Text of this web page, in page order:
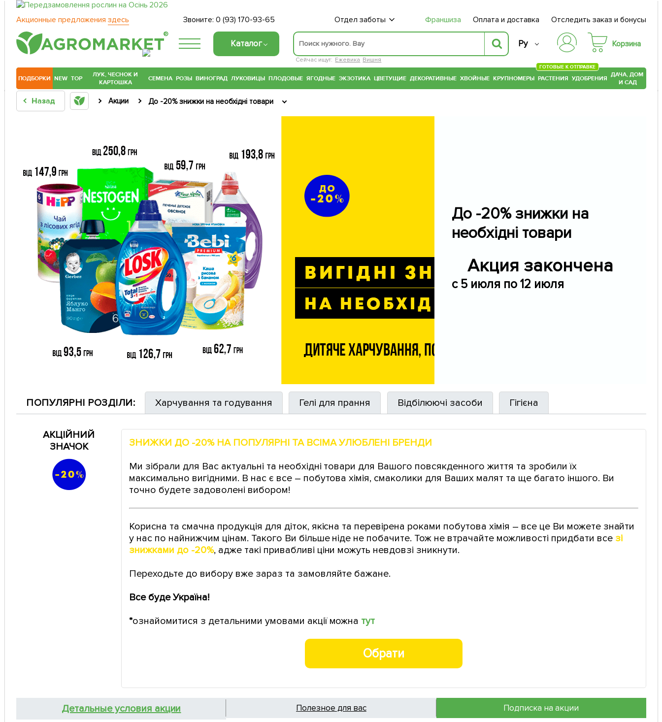
Акционные предложения здесь Звоните:0 (93) 170-93-65 Отдел заботы Франшиза Оплата и доставка Отследить заказ и бонусы
®
Каталог
Сейчас ищут: Ежевика Вишня
Ру Корзина
ПОДБОРКИ NEW TOP
ЛУК, ЧЕСНОК И
КАРТОШКА
СЕМЕНА РОЗЫ ВИНОГРАД ЛУКОВИЦЫ ПЛОДОВЫЕ ЯГОДНЫЕ ЭКЗОТИКА ЦВЕТУЩИЕ ДЕКОРАТИВНЫЕ ХВОЙНЫЕ КРУПНОМЕРЫ РАСТЕНИЯ
ГОТОВЫЕ К ОТПРАВКЕ
УДОБРЕНИЯ ДАЧА, ДОМ
И САД
Назад Акции До -20% знижки на необхідні товари
До -20% знижки на
необхідні товари
Акция закончена
c 5 июля по 12 июля
ПОПУЛЯРНІ РОЗДІЛИ: Харчування та годування Гелі для прання Відбілюючі засоби Гігієна
АКЦІЙНИЙ
ЗНАЧОК
ЗНИЖКИ ДО -20% НА ПОПУЛЯРНІ ТА ВСІМА УЛЮБЛЕНІ БРЕНДИ
Ми зібрали для Вас актуальні та необхідні товари для Вашого повсякденного життя та зробили їх
максимально вигідними. В нас є все – побутова хімія, смаколики для Ваших малят та ще багато іншого. Ви
точно будете задоволені вибором!
Корисна та смачна продукція для діток, якісна та перевірена роками побутова хімія – все це Ви можете знайти
у нас по найнижчим цінам. Такого Ви більше ніде не побачите. Тож не втрачайте можливості придбати все зі
знижками до -20%, адже такі привабливі ціни можуть невдовзі зникнути.
Переходьте до вибору вже зараз та замовляйте бажане.
Все буде Україна!
*ознайомитися з детальними умовами акції можна тут
Обрати
Детальные условия акции Полезное для вас Подписка на акции